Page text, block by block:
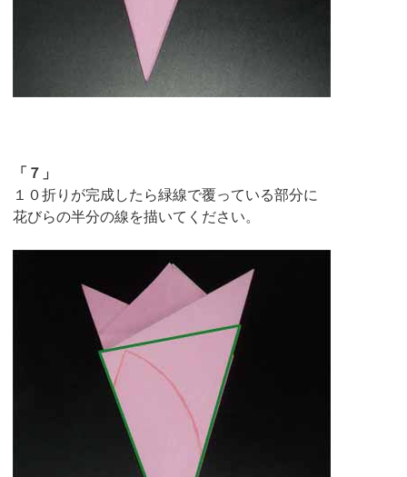
「７」
１０折りが完成したら緑線で覆っている部分に
花びらの半分の線を描いてください。